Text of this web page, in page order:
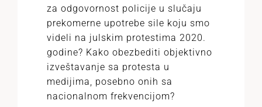
za odgovornost policije u slučaju
prekomerne upotrebe sile koju smo
videli na julskim protestima 2020.
godine? Kako obezbediti objektivno
izveštavanje sa protesta u
medijima, posebno onih sa
nacionalnom frekvencijom?